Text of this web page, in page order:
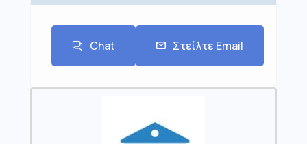
Chat Στείλτε Email